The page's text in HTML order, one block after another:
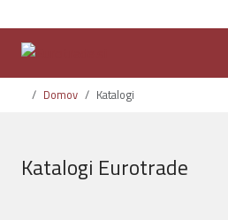
Domov Katalogi
Katalogi Eurotrade